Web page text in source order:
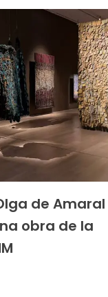
de
obra de la